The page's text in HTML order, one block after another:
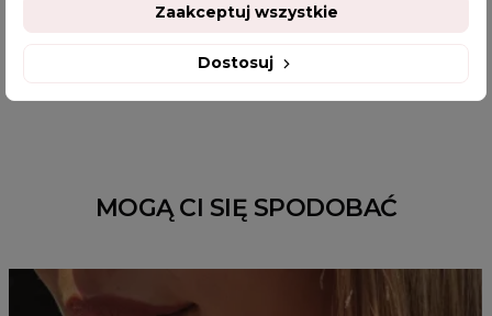
jesienne stylizacje do pracy
Białe eleganckie spodnie
MOGĄ CI SIĘ SPODOBAĆ
Dostosuj
Zaakceptuj wszystkie